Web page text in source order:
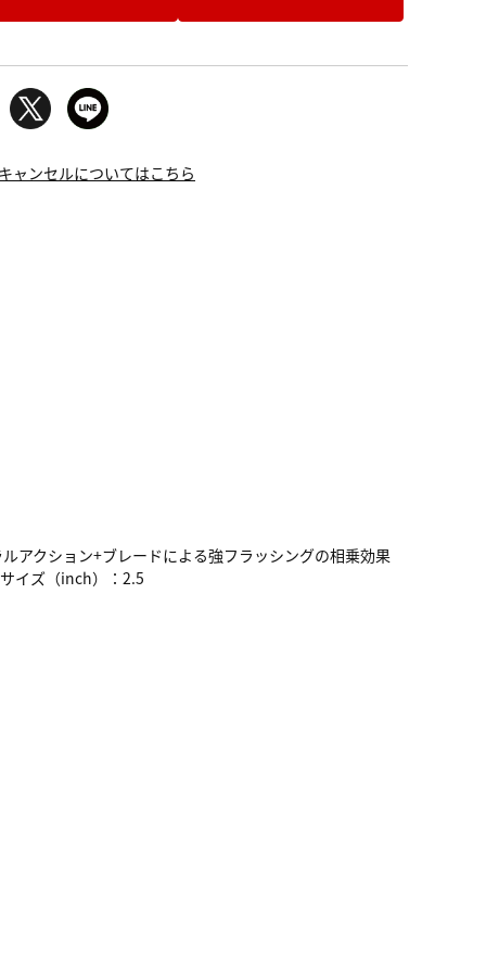
ャンセルについてはこちら
アクション+ブレードによる強フラッシングの相乗効果
イズ（inch）：2.5